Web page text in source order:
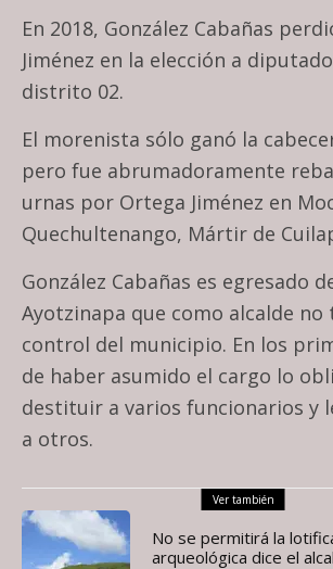
En 2018, González Cabañas
Jiménez en la elección a
distrito 02.
El morenista sólo ganó la
pero fue abrumadoramente
urnas por Ortega Jiménez en
Quechultenango, Mártir de
González Cabañas es egresado
Ayotzinapa que como alcalde no
control del municipio. En los
de haber asumido el cargo lo
destituir a varios funcionarios y
a otros.
Ver también
No se permitirá la
arqueológica dice el